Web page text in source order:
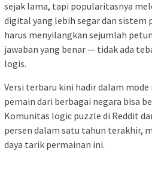
sejak lama, tapi popularitasnya
digital yang lebih segar dan
harus menyilangkan sejumlah
jawaban yang benar — tidak ada
logis.
Versi terbaru kini hadir dalam
pemain dari berbagai negara bisa
Komunitas logic puzzle di Reddit
persen dalam satu tahun terakhir,
daya tarik permainan ini.